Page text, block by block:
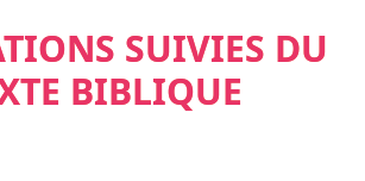
SUIVIES DU
BIBLIQUE